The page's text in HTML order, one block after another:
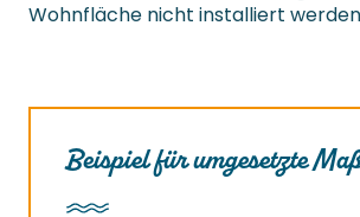
Wohnfläche nicht installiert
Beispiel für umgesetzte